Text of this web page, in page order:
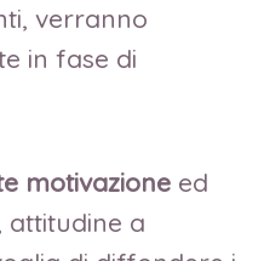
verranno
in fase di
motivazione ed
attitudine a